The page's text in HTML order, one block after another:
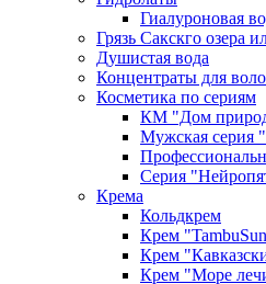
Гиалуроновая
Грязь Сакскго озера
Душистая вода
Концентраты для
Косметика по сериям
КМ "Дом
Мужская серия
Серия
Крема
Кольдкрем
Крем
Крем
Крем "Море